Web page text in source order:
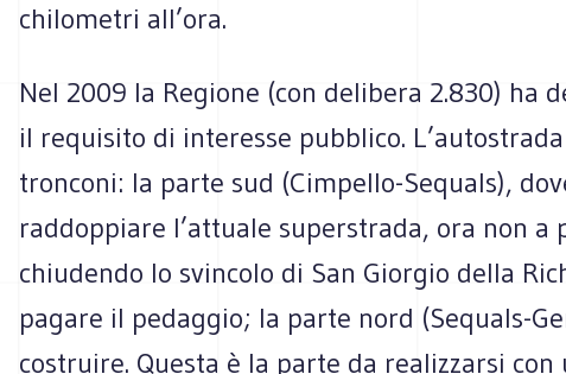
chilometri all’ora.
Nel 2009 la Regione (con delibera 2.830) ha
il requisito di interesse pubblico.
tronconi: la parte sud (Cimpello-Sequals),
raddoppiare l’attuale superstrada, ora non a
chiudendo lo svincolo di San Giorgio della
pagare il pedaggio; la parte nord (Sequals-
costruire. Questa è la parte da realizzarsi